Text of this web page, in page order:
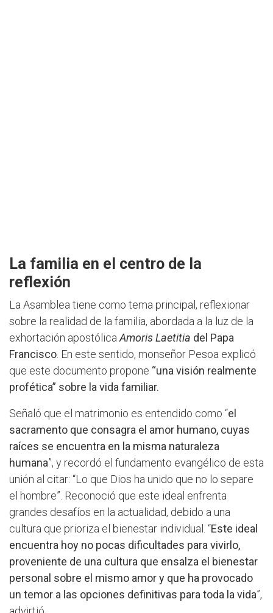
La familia en el centro de la
reflexión
La Asamblea tiene como tema principal, reflexionar
sobre la realidad de la familia, abordada a la luz de la
exhortación apostólica Amoris Laetitia del Papa
Francisco . En este sentido, monseñor Pesoa explicó
que este documento propone “una visión realmente
profética” sobre la vida familiar.
Señaló que el matrimonio es entendido como “el
sacramento que consagra el amor humano, cuyas
raíces se encuentra en la misma naturaleza
humana”, y recordó el fundamento evangélico de esta
unión al citar: “Lo que Dios ha unido que no lo separe
el hombre”. Reconoció que este ideal enfrenta
grandes desafíos en la actualidad, debido a una
cultura que prioriza el bienestar individual. “Este ideal
encuentra hoy no pocas dificultades para vivirlo,
proveniente de una cultura que ensalza el bienestar
personal sobre el mismo amor y que ha provocado
un temor a las opciones definitivas para toda la vida”,